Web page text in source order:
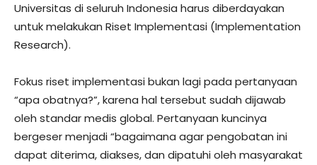
Universitas di seluruh Indonesia harus diberdayakan
untuk melakukan Riset Implementasi (Implementation
Research).
​Fokus riset implementasi bukan lagi pada pertanyaan
“apa obatnya?”, karena hal tersebut sudah dijawab
oleh standar medis global. Pertanyaan kuncinya
bergeser menjadi “bagaimana agar pengobatan ini
dapat diterima, diakses, dan dipatuhi oleh masyarakat